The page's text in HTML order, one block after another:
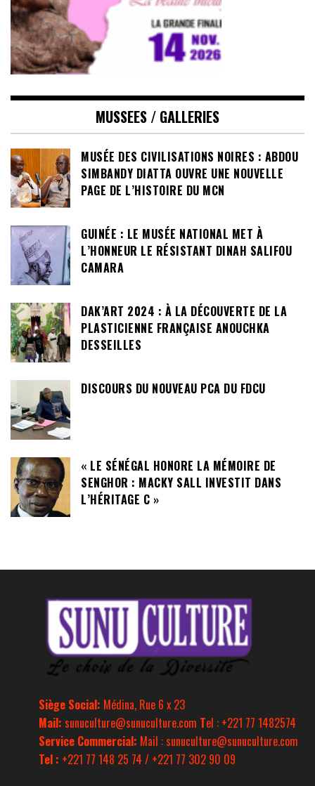
MUSSEES / GALLERIES
MUSÉE DES CIVILISATIONS NOIRES : ABDOU
SIMBANDY DIATTA OUVRE UNE NOUVELLE
PAGE DE L’HISTOIRE DU MCN
GUINÉE : LE MUSÉE NATIONAL MET À
L’HONNEUR LE RÉSISTANT DINAH SALIFOU
CAMARA
DAK’ART 2024 : À LA DÉCOUVERTE DE LA
PLASTICIENNE FRANÇAISE ANOUCHKA
DESSEILLES
DISCOURS DU NOUVEAU PCA DU FDCU
« LE SÉNÉGAL HONORE LA MÉMOIRE DE
SENGHOR : MACKY SALL INVESTIT DANS
L’HÉRITAGE C »
Siège Social: Médina, Rue 6 x 23
Mail: sunuculture@sunuculture.com Tel : +221 77 1482574
Service Commercial: Mail : sunuculture@sunuculture.com
Tel : +221 77 148 25 74 / +221 77 302 90 09